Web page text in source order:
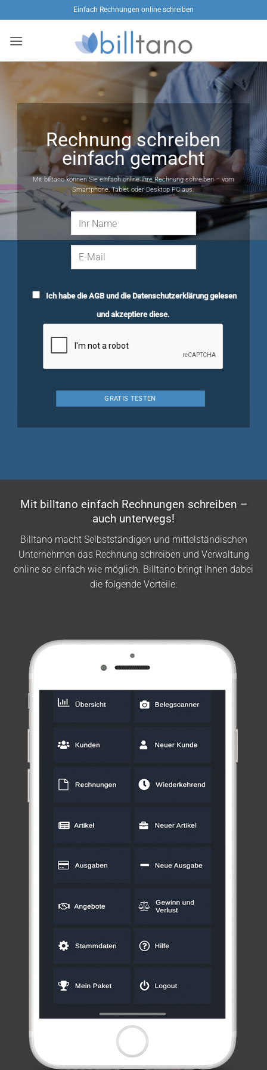
Inhalt
springen
Einfach Rechnungen online schreiben
Rechnung schreiben
einfach gemacht
Mit billtano können Sie einfach online Ihre Rechnung schreiben – vom
Smartphone, Tablet oder Desktop PC aus.
Ich habe dieAGBund die Datenschutzerklärunggelesen
und akzeptiere diese.
Mit billtano einfach Rechnungen schreiben –
auch unterwegs!
Billtano macht Selbstständigen und mittelständischen
Unternehmen das Rechnung schreiben und Verwaltung
online so einfach wie möglich. Billtano bringt Ihnen dabei
die folgende Vorteile: